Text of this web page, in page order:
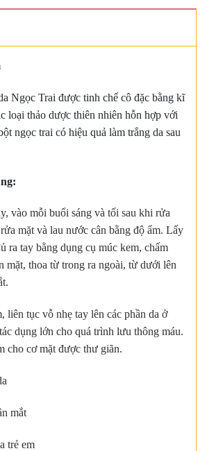
Ngọc Trai được tinh chế cô đặc bằng kĩ
loại thảo dược thiên nhiên hỗn hợp với
ngọc trai có hiệu quả làm trắng da sau
vào mỗi buổi sáng và tối sau khi rửa
mặt và lau nước cân bằng độ ẩm. Lấy
ra tay bằng dụng cụ múc kem, chấm
mặt, thoa từ trong ra ngoài, từ dưới lên
liên tục vỗ nhẹ tay lên các phần da ở
dụng lớn cho quá trình lưu thông máu.
cho cơ mặt được thư giãn.
mắt
trẻ em